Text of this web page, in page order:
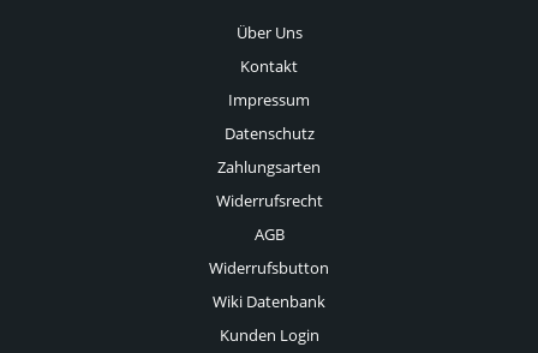
Über Uns
Kontakt
Impressum
Datenschutz
Zahlungsarten
Widerrufsrecht
AGB
Widerrufsbutton
Wiki Datenbank
Kunden Login